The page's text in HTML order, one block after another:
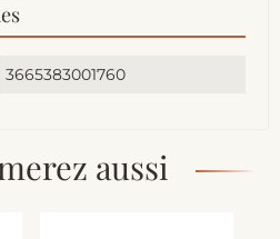
3665383001760
aussi